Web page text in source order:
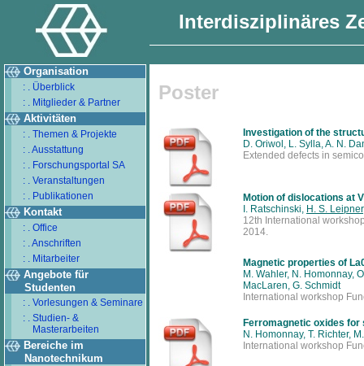
Interdisziplinäres
Organisation
: . Überblick
: . Mitglieder & Partner
Aktivitäten
: . Themen & Projekte
: . Ausstattung
: . Forschungsportal SA
: . Veranstaltungen
: . Publikationen
Kontakt
: . Office
: . Anschriften
: . Mitarbeiter
Angebote für
Studenten
: . Vorlesungen & Seminare
: . Studien- &
Masterarbeiten
Bereiche im
Nanotechnikum
Poster
Investigation of the
D. Oriwol, L. Sylla, A. N.
Extended defects in
Motion of dislocations at
I. Ratschinski, H. S. Leipner
12th International
2014.
Magnetic properties of
M. Wahler, N. Homonnay,
MacLaren, G. Schmidt
International workshop
Ferromagnetic oxides for
N. Homonnay, T. Richter,
International workshop